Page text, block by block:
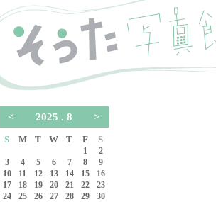
< 2025 . 8 >
S M T W T F S
1
2
3
4 5 6 7 8
9
10
11 12 13 14 15
16
17
18 19 20 21 22
23
24
25 26 27 28 29
30